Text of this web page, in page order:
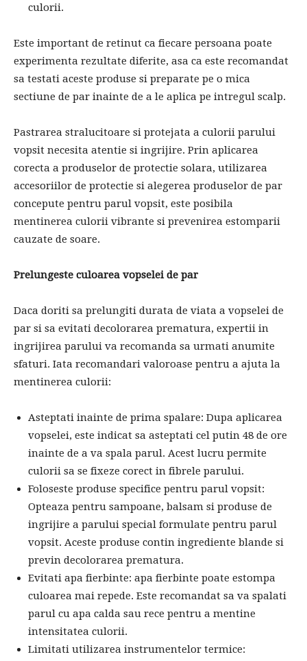
culorii.
Este important de retinut ca fiecare persoana poate
experimenta rezultate diferite, asa ca este recomandat
sa testati aceste produse si preparate pe o mica
sectiune de par inainte de a le aplica pe intregul scalp.
Pastrarea stralucitoare si protejata a culorii parului
vopsit necesita atentie si ingrijire. Prin aplicarea
corecta a produselor de protectie solara, utilizarea
accesoriilor de protectie si alegerea produselor de par
concepute pentru parul vopsit, este posibila
mentinerea culorii vibrante si prevenirea estomparii
cauzate de soare.
Prelungeste culoarea vopselei de par
Daca doriti sa prelungiti durata de viata a vopselei de
par si sa evitati decolorarea prematura, expertii in
ingrijirea parului va recomanda sa urmati anumite
sfaturi. Iata recomandari valoroase pentru a ajuta la
mentinerea culorii:
Asteptati inainte de prima spalare: Dupa aplicarea
vopselei, este indicat sa asteptati cel putin 48 de ore
inainte de a va spala parul. Acest lucru permite
culorii sa se fixeze corect in fibrele parului.
Foloseste produse specifice pentru parul vopsit:
Opteaza pentru sampoane, balsam si produse de
ingrijire a parului special formulate pentru parul
vopsit. Aceste produse contin ingrediente blande si
previn decolorarea prematura.
Evitati apa fierbinte: apa fierbinte poate estompa
culoarea mai repede. Este recomandat sa va spalati
parul cu apa calda sau rece pentru a mentine
intensitatea culorii.
Limitati utilizarea instrumentelor termice: